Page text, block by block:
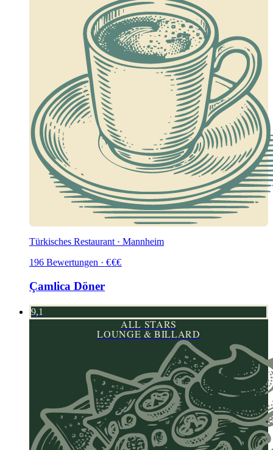
Türkisches Restaurant · Mannheim
196 Bewertungen · €€€
Çamlica Döner
9,1
ALL STARS
LOUNGE & BILLARD